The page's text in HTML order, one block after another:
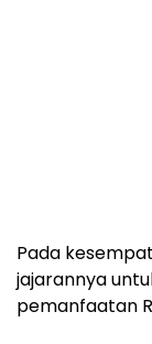
Pada
jajarannya
pemanfaatan